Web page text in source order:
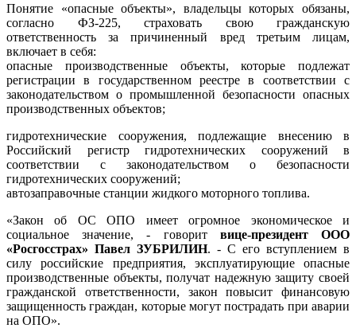
Понятие «опасные объекты», владельцы которых обязаны,
согласно ФЗ-225, страховать свою гражданскую
ответственность за причиненный вред третьим лицам,
включает в себя:
опасные производственные объекты, которые подлежат
регистрации в государственном реестре в соответствии с
законодательством о промышленной безопасности опасных
производственных объектов;
гидротехнические сооружения, подлежащие внесению в
Российский регистр гидротехнических сооружений в
соответствии с законодательством о безопасности
гидротехнических сооружений;
автозаправочные станции жидкого моторного топлива.
«Закон об ОС ОПО имеет огромное экономическое и
социальное значение, - говорит вице-президент ООО
«Росгосстрах» Павел ЗУБРИЛИН. - С его вступлением в
силу российские предприятия, эксплуатирующие опасные
производственные объекты, получат надежную защиту своей
гражданской ответственности, закон повысит финансовую
защищенность граждан, которые могут пострадать при аварии
на ОПО».